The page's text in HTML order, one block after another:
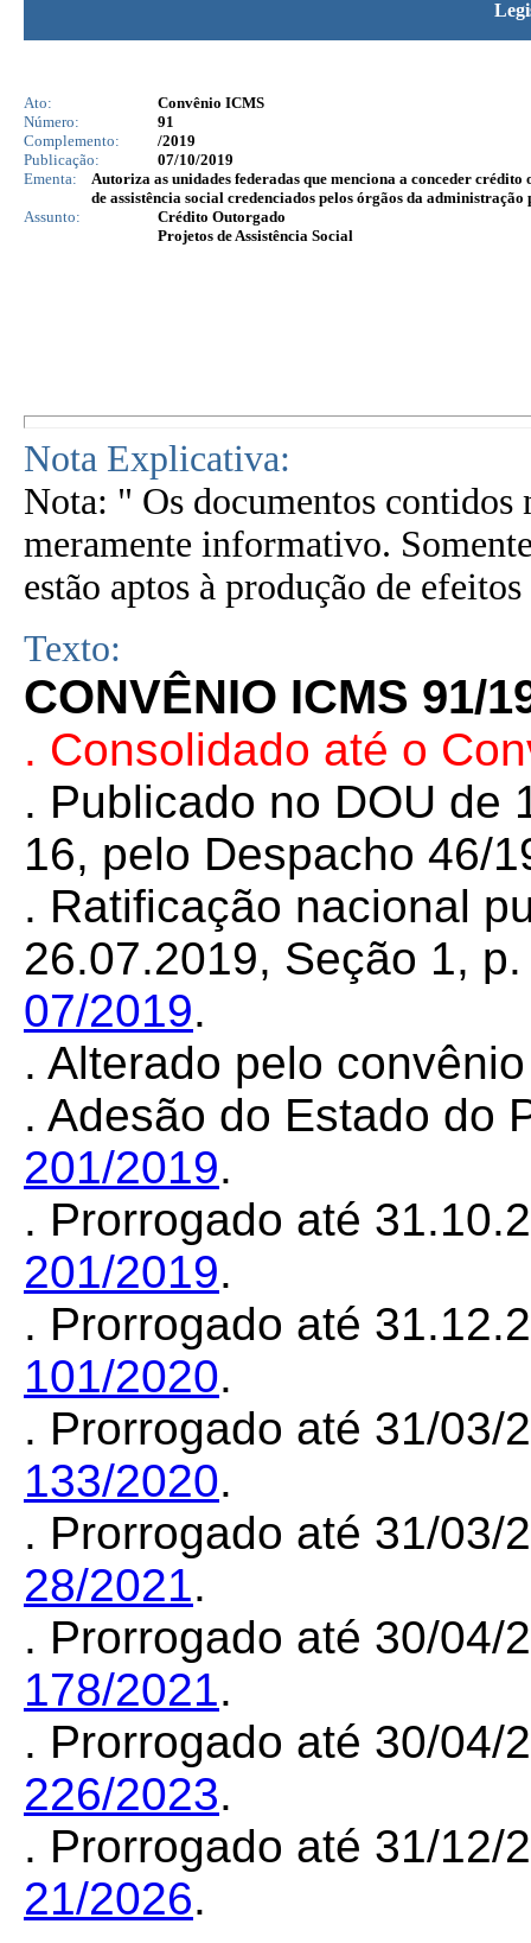
Ato:
Convênio ICMS
Número:
91
Complemento:
/2019
Publicação:
07/10/2019
Ementa:
Autoriza as unidades federadas que menciona a conceder
de assistência social credenciados pelos órgãos da administração
Assunto:
Crédito Outorgado
Projetos de Assistência Social
Nota Explicativa:
Nota: " Os documentos contidos
meramente informativo.
estão aptos à produção de
Texto:
CONVÊNIO ICMS 91/
. Consolidado até o
. Publicado no DOU de
16, pelo Despacho 46/
. Ratificação nacional
26.07.2019, Seção 1,
07/2019.
. Alterado pelo
. Adesão do Estado do
201/2019.
. Prorrogado até
201/2019.
. Prorrogado até
101/2020.
. Prorrogado até 31/03/
133/2020.
. Prorrogado até 31/03/
28/2021.
. Prorrogado até 30/04/
178/2021.
. Prorrogado até 30/04/
226/2023.
. Prorrogado até 31/12/
21/2026.